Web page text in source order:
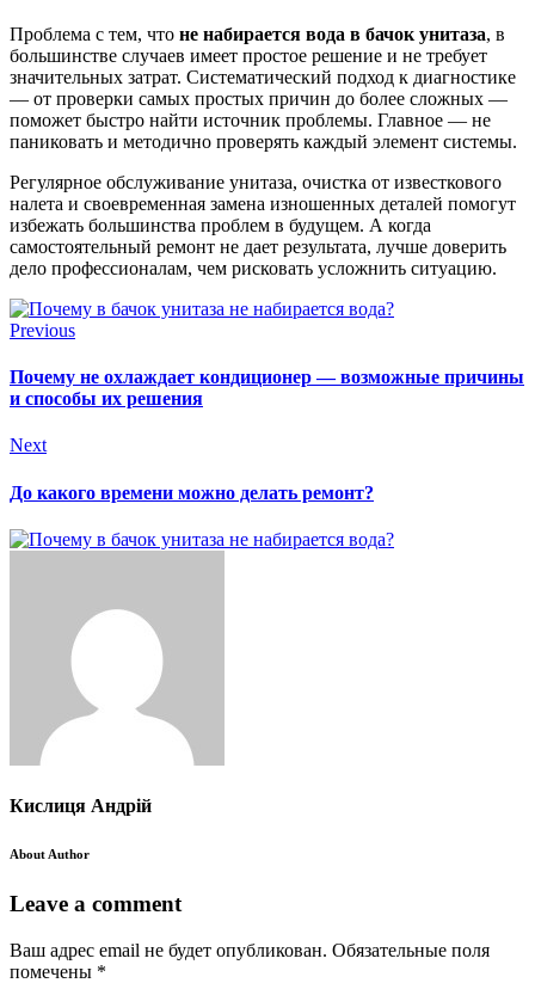
Проблема с тем, что не набирается вода в бачок унитаза, в
большинстве случаев имеет простое решение и не требует
значительных затрат. Систематический подход к диагностике
— от проверки самых простых причин до более сложных —
поможет быстро найти источник проблемы. Главное — не
паниковать и методично проверять каждый элемент системы.
Регулярное обслуживание унитаза, очистка от известкового
налета и своевременная замена изношенных деталей помогут
избежать большинства проблем в будущем. А когда
самостоятельный ремонт не дает результата, лучше доверить
дело профессионалам, чем рисковать усложнить ситуацию.
Previous
Почему не охлаждает кондиционер — возможные причины
и способы их решения
Next
До какого времени можно делать ремонт?
Кислиця Андрій
About Author
Leave a comment
Ваш адрес email не будет опубликован. Обязательные поля
помечены *